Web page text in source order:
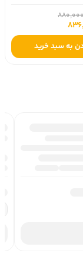
به سبد خرید